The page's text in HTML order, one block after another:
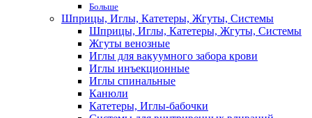
Больше
Шприцы, Иглы, Катетеры, Жгуты, Системы
Шприцы, Иглы, Катетеры, Жгуты, Системы
Жгуты венозные
Иглы для вакуумного забора крови
Иглы инъекционные
Иглы спинальные
Канюли
Катетеры, Иглы-бабочки